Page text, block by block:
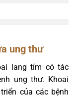
ung thư
lang tím có tác
ung thư. Khoai
của các bệnh